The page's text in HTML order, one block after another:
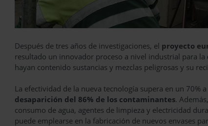
Después de tres años de investigaciones, el proyecto
resultado un innovador proceso a nivel industrial para la
hayan contenido sustancias y mezclas peligrosas y su
La efectividad de la nueva tecnología supera en un 70%
desaparición del 86% de los contaminantes.
consumo de agua, agentes de limpieza y electricidad
puede emplearse en la fabricación de nuevos envases